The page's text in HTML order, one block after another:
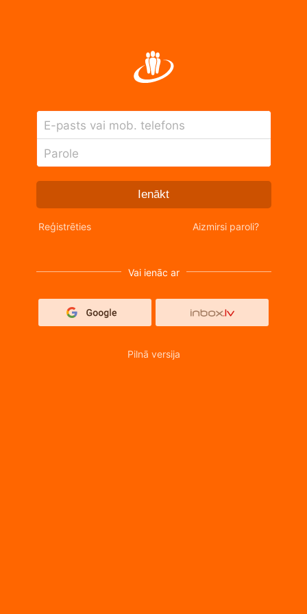
E-pasts vai mob. telefons
Parole
Ienākt
Reģistrēties Aizmirsi paroli?
Vai ienāc ar
Pilnā versija